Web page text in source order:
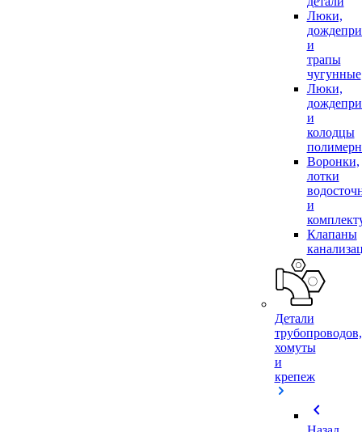
Люки,
и
трапы
чугунные
Люки,
и
колодцы
Воронки,
лотки
и
Клапаны
Детали
трубопроводов,
хомуты
и
крепеж
chevron_left